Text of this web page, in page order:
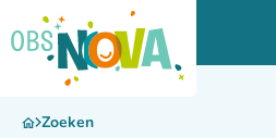
Zoeken